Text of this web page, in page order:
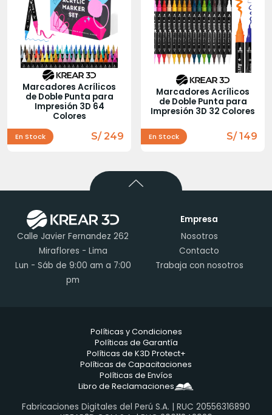
Marcadores Acrílicos
de Doble Punta para
Impresión 3D 64
Colores
En Stock S/ 249
Marcadores Acrílicos
de Doble Punta para
Impresión 3D 32 Colores
En Stock S/ 149
Calle Javier Fernandez 262
Miraflores - Lima
Lun - Sáb de 9:00 am a 7:00
pm
Empresa
Nosotros
Contacto
Trabaja con nosotros
Políticas y Condiciones
Políticas de Garantía
Políticas de K3D Protect+
Políticas de Capacitaciones
Políticas de Envíos
Libro de Reclamaciones
Fabricaciones Digitales del Perú S.A. | RUC 20556316890